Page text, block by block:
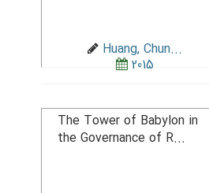
Huang, Chun...
2015
The Tower of Babylon in
the Governance of R...